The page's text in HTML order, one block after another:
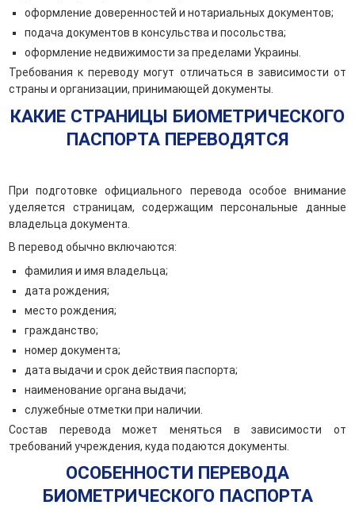
оформление доверенностей и нотариальных документов;
подача документов в консульства и посольства;
оформление недвижимости за пределами Украины.
Требования к переводу могут отличаться в зависимости от
страны и организации, принимающей документы.
КАКИЕ СТРАНИЦЫ БИОМЕТРИЧЕСКОГО
ПАСПОРТА ПЕРЕВОДЯТСЯ
При подготовке официального перевода особое внимание
уделяется страницам, содержащим персональные данные
владельца документа.
В перевод обычно включаются:
фамилия и имя владельца;
дата рождения;
место рождения;
гражданство;
номер документа;
дата выдачи и срок действия паспорта;
наименование органа выдачи;
служебные отметки при наличии.
Состав перевода может меняться в зависимости от
требований учреждения, куда подаются документы.
ОСОБЕННОСТИ ПЕРЕВОДА
БИОМЕТРИЧЕСКОГО ПАСПОРТА